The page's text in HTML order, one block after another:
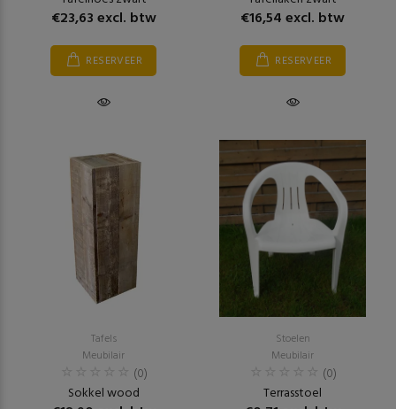
€23,63 excl. btw
RESERVEER
€16,54 excl. btw
RESERVEER
Tafels
Meubilair
(0)
Sokkel wood
Stoelen
Meubilair
(0)
Terrasstoel